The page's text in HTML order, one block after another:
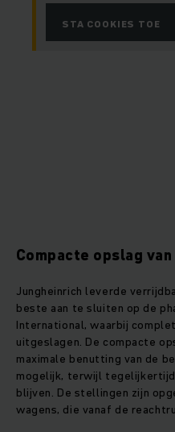
STA COOKIES TOE
Compacte opslag
Jungheinrich leverde
beste aan te sluiten op de
International, waarbij
uitgeslagen. De compacte
maximale benutting van de
mogelijk, terwijl
blijven. De stellingen zijn
wagens, die vanaf de